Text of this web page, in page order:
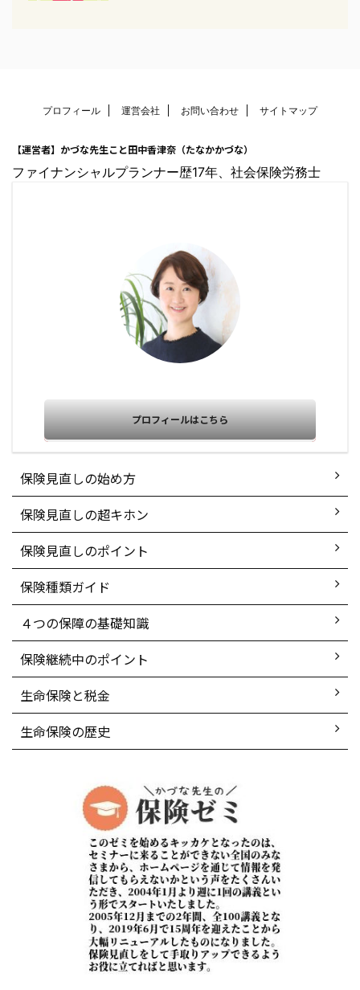
プロフィール 運営会社 お問い合わせ サイトマップ
【運営者】かづな先生こと田中香津奈（たなかかづな）
ファイナンシャルプランナー歴17年、社会保険労務士
プロフィールはこちら
保険見直しの始め方
保険見直しの超キホン
保険見直しのポイント
保険種類ガイド
４つの保障の基礎知識
保険継続中のポイント
生命保険と税金
生命保険の歴史